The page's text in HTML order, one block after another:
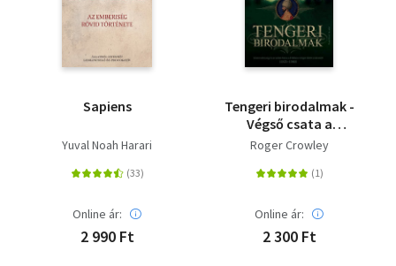
Sapiens
Yuval Noah Harari
Online ár:
2 990 Ft
Tengeri birodalmak -
Végső csata a
mediterrán térség
1580
Roger Crowley
Online ár:
2 300 Ft